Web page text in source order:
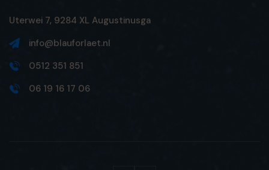
Uterwei 7, 9284 XL Augustinusga
info@blauforlaet.nl
0512 351 851
06 19 16 17 06